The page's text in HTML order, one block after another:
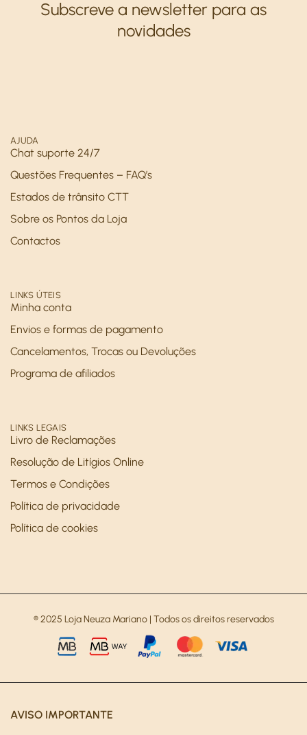
Subscreve a newsletter para as
novidades
AJUDA
Chat suporte 24/7
Questões Frequentes – FAQ’s
Estados de trânsito CTT
Sobre os Pontos da Loja
Contactos
LINKS ÚTEIS
Minha conta
Envios e formas de pagamento
Cancelamentos, Trocas ou Devoluções
Programa de afiliados
LINKS LEGAIS
Livro de Reclamações
Resolução de Litígios Online
Termos e Condições
Política de privacidade
Política de cookies
® 2025 Loja Neuza Mariano | Todos os direitos reservados
AVISO IMPORTANTE